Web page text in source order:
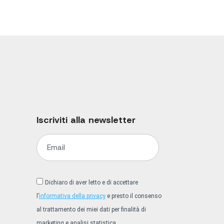
Iscriviti alla newsletter
Dichiaro di aver letto e di accettare
l’informativa della privacy e presto il consenso
al trattamento dei miei dati per finalità di